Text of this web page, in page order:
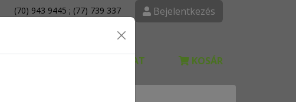
(70) 943 9445 ; (77) 739 337 Bejelentkezés
KAPCSOLAT KOSÁR